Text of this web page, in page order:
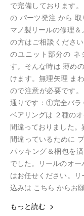
で完備しております
の パーツ発注 から
マノ製リールの修理
の方はご相談くださ
のユニット部分の ネ
す。そんな時は 薄め
けます。無理矢理 ま
ので注意が必要です
通りです：①完全バラ
ベアリングは ２種の
間違っておりました
間違っているために
パッキング＆梱包を
でした。リールのオ
はお任せください。
込みは こちら からお
もっと読む